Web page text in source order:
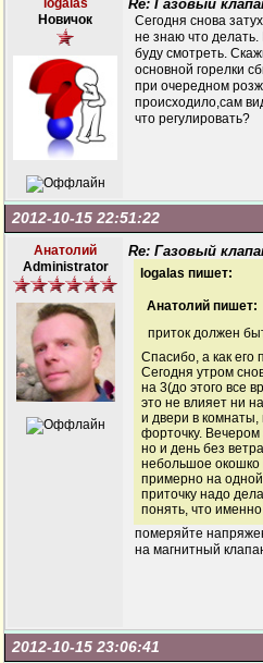
logalas
Новичок
Re: Газовый
Сегодня снова
не знаю что делать.
буду смотреть.
основной горелки
при очередном
происходило,сам
что регулировать?
2012-10-15 22:51:22
Анатолий
Administrator
Re: Газовый
logalas пишет:
Анатолий пишет:
приток должен
Спасибо, а как его
Сегодня утром
на 3(до этого все
это не влияет ни
и двери в
форточку. Вечером
но и день без
небольшое окошко
примерно на
приточку надо
понять, что именно
померяйте
на магнитный
2012-10-15 23:06:41